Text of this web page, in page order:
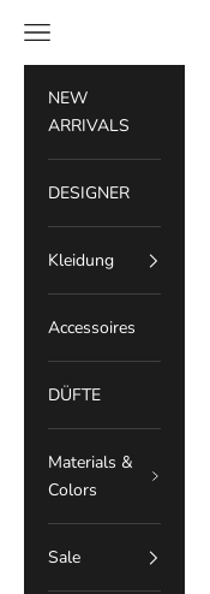
Menü
NEW
ARRIVALS
DESIGNER
Kleidung
Accessoires
DÜFTE
Materials &
Colors
Sale